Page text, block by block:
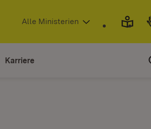
in neuem Fenster)
Alle Ministerien
Karriere